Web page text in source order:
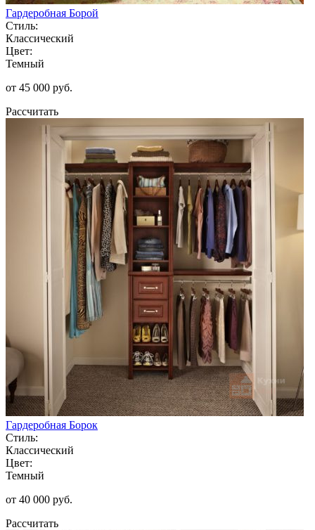
Гардеробная Борой
Стиль:
Классический
Цвет:
Темный
от 45 000 руб.
Рассчитать
Гардеробная Борок
Стиль:
Классический
Цвет:
Темный
от 40 000 руб.
Рассчитать